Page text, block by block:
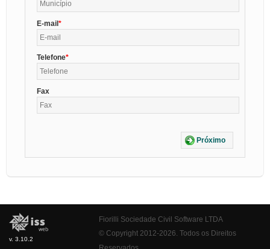
E-mail
Telefone
Fax
Próximo
v. 3.10.2
Fiorilli Sociedade Civil Software LTDA
© Copyright 2012-2026. Todos os Direitos